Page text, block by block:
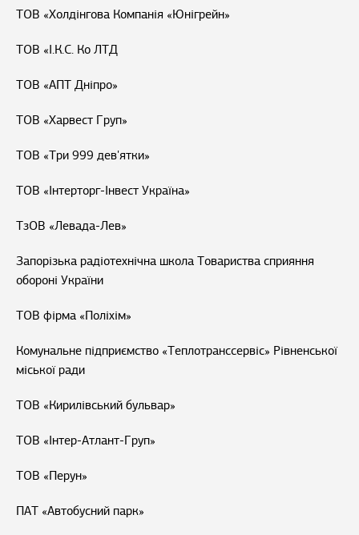
ТОВ «Холдінгова Компанія «Юнігрейн»
ТОВ «І.К.С. Ко ЛТД
ТОВ «АПТ Дніпро»
ТОВ «Харвест Груп»
ТОВ «Три 999 дев'ятки»
ТОВ «Інтерторг-Інвест Україна»
ТзОВ «Левада-Лев»
Запорізька радіотехнічна школа Товариства сприяння
обороні України
ТОВ фірма «Поліхім»
Комунальне підприємство «Теплотранссервіс» Рівненської
міської ради
ТОВ «Кирилівський бульвар»
ТОВ «Інтер-Атлант-Груп»
ТОВ «Перун»
ПАТ «Автобусний парк»